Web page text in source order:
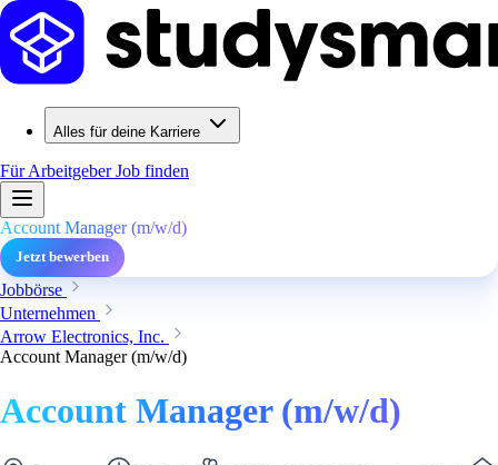
Alles für deine Karriere
Für ArbeitgeberJob finden
Account Manager (m/w/d)
Jetzt bewerben
Jobbörse
Unternehmen
Arrow Electronics, Inc.
Account Manager (m/w/d)
Account Manager (m/w/d)